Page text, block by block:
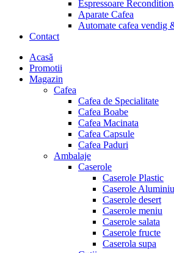
Espressoare
Aparate Cafea
Automate cafea vendig
Contact
Menu
Acasă
Promotii
Magazin
Cafea
Cafea de Specialitate
Cafea Boabe
Cafea Macinata
Cafea Capsule
Cafea Paduri
Ambalaje
Caserole
Caserole Plastic
Caserole Aluminiu
Caserole desert
Caserole meniu
Caserole salata
Caserole fructe
Caserola supa